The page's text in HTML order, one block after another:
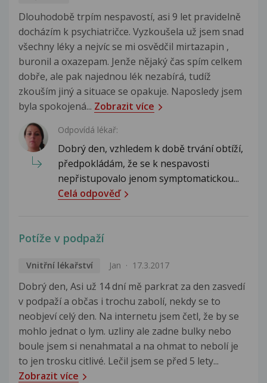
Dlouhodobě trpím nespavostí, asi 9 let pravidelně
docházím k psychiatričce. Vyzkoušela už jsem snad
všechny léky a nejvíc se mi osvědčil mirtazapin ,
buronil a oxazepam. Jenže nějaký čas spím celkem
dobře, ale pak najednou lék nezabírá, tudíž
zkouším jiný a situace se opakuje. Naposledy jsem
byla spokojená... Zobrazit více
Odpovídá lékař:
Dobrý den, vzhledem k době trvání obtíží,
předpokládám, že se k nespavosti
nepřistupovalo jenom symptomatickou...
Celá odpověď
Potíže v podpaží
Vnitřní lékařství Jan 17.3.2017
Dobrý den, Asi už 14 dní mě parkrat za den zasvedí
v podpaží a občas i trochu zabolí, nekdy se to
neobjeví celý den. Na internetu jsem četl, že by se
mohlo jednat o lym. uzliny ale zadne bulky nebo
boule jsem si nenahmatal a na ohmat to nebolí je
to jen trosku citlivé. Lečil jsem se před 5 lety...
Zobrazit více